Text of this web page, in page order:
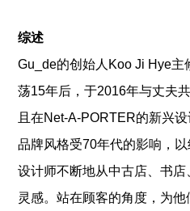
综述
Gu_de的创始人Koo Ji Hye主
荡15年后，于2016年与丈夫
且在Net-A-PORTER的新兴
品牌风格受70年代的影响，以
设计师不断地从中古店、书
灵感。站在顾客的角度，为